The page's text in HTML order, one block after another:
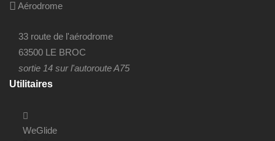
Aérodrome
33 route de l'aérodrome
63500 LE BROC
sortie 14 sur l'autoroute A75
Utilitaires
WeGlide